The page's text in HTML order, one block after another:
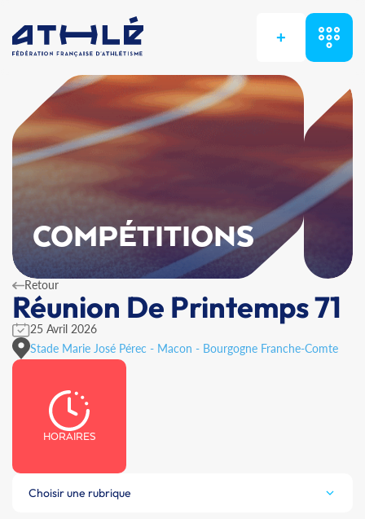
+
COMPÉTITIONS
Retour
Réunion De Printemps 71
25 Avril 2026
Stade Marie José Pérec - Macon - Bourgogne Franche-Comte
HORAIRES
Choisir une rubrique